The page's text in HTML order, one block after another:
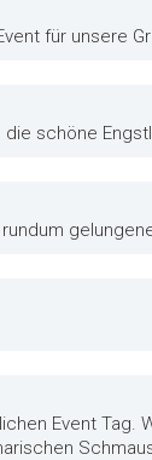
für unsere
schöne
Event Tag.